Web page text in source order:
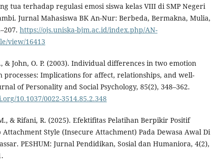
tua terhadap regulasi emosi siswa kelas VIII di SMP Negeri
Jurnal Mahasiswa BK An-Nur: Berbeda, Bermakna, Mulia,
https://ojs.uniska-bjm.ac.id/index.php/AN-
view/16413
& John, O. P. (2003). Individual differences in two emotion
processes: Implications for affect, relationships, and well-
of Personality and Social Psychology, 85(2), 348–362.
10.1037/0022-3514.85.2.348
& Rifani, R. (2025). Efektifitas Pelatihan Berpikir Positif
Style (Insecure Attachment) Pada Dewasa Awal Di
PESHUM: Jurnal Pendidikan, Sosial dan Humaniora, 4(2),